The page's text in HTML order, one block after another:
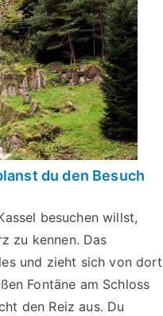
du den Besuch
besuchen willst,
zu kennen. Das
und zieht sich von dort
Fontäne am Schloss
den Reiz aus. Du